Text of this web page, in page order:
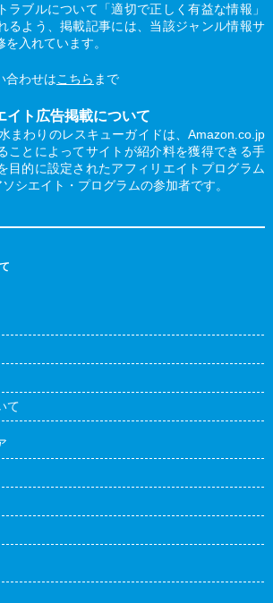
ラブルについて「適切で正しく有益な情報」
るよう、掲載記事には、当該ジャンル情報サ
入れています。
合わせはこちら まで
ト広告掲載について
まわりのレスキューガイドは、Amazon.co.jp
ことによってサイトが紹介料を獲得できる手
目的に設定されたアフィリエイトプログラム
シエイト・プログラムの参加者です。
て